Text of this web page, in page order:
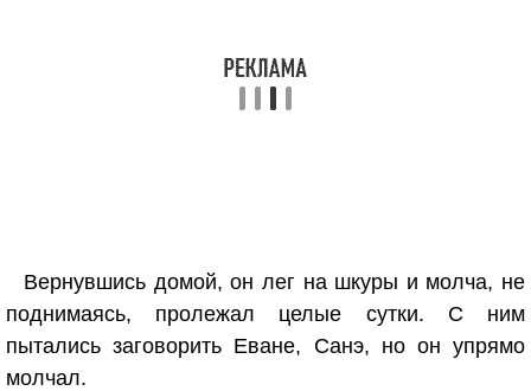
Вернувшись домой, он лег на шкуры и молча, не
поднимаясь, пролежал целые сутки. С ним
пытались заговорить Еване, Санэ, но он упрямо
молчал.